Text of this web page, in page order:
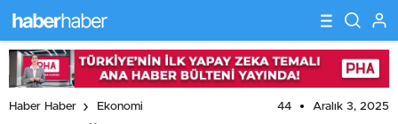
Haber Haber Ekonomi 44 Aralık 3, 2025